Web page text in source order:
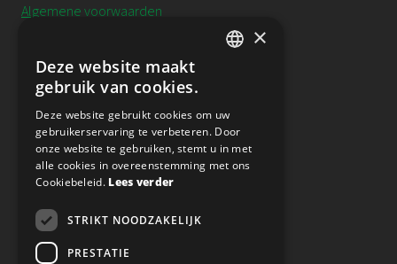
Algemene voorwaarden
Annulering, uitstel & resitutie
Privacy
Nieuwsbrief
VOLG ONS OP SOCIAL MEDIA
×
Deze website maakt
gebruik van cookies.
Deze website gebruikt cookies om uw
gebruikerservaring te verbeteren. Door
onze website te gebruiken, stemt u in met
alle cookies in overeenstemming met ons
Cookiebeleid. Lees verder
STRIKT NOODZAKELIJK
PRESTATIE